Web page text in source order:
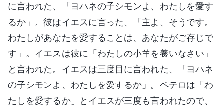
に言われた、「ヨハネの子シモンよ、わたしを愛す
るか」。彼はイエスに言った、「主よ、そうです。
わたしがあなたを愛することは、あなたがご存じで
す」。イエスは彼に「わたしの小羊を養いなさい」
と言われた。イエスは三度目に言われた、「ヨハネ
の子シモンよ、わたしを愛するか」。ペテロは「わ
たしを愛するか」とイエスが三度も言われたので、